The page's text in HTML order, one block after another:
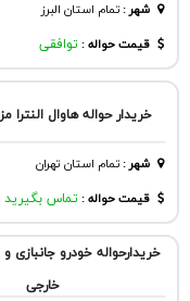
شهر:تمام استان البرز
قیمت حواله : توافقی
خریدار حواله هاوال النترا
شهر:تمام استان تهران
قیمت حواله : تماس بگیرید
خریدارحواله خودرو جانبازی و
خارجی